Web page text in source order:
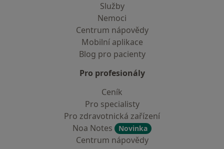
Služby
Nemoci
Centrum nápovědy
Mobilní aplikace
Blog pro pacienty
Pro profesionály
Ceník
Pro specialisty
Pro zdravotnická zařízení
Noa Notes
Novinka
Centrum nápovědy